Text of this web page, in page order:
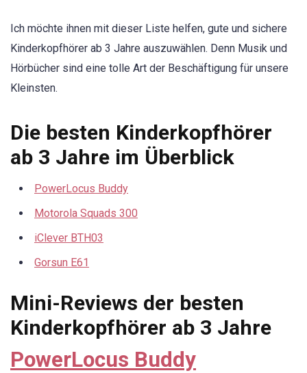
Ich möchte ihnen mit dieser Liste helfen, gute und sichere
Kinderkopfhörer ab 3 Jahre auszuwählen. Denn Musik und
Hörbücher sind eine tolle Art der Beschäftigung für unsere
Kleinsten.
Die besten Kinderkopfhörer
ab 3 Jahre im Überblick
PowerLocus Buddy
Motorola Squads 300
iClever BTH03
Gorsun E61
Mini-Reviews der besten
Kinderkopfhörer ab 3 Jahre
PowerLocus Buddy